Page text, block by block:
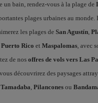
un bain, rendez-vous à la plage de
plages urbaines au monde.
les plages de San Agustín,
Puerto Rico et Maspalomas, avec
de nos offres de vols vers Las
découvrirez des paysages
, Pilancones ou